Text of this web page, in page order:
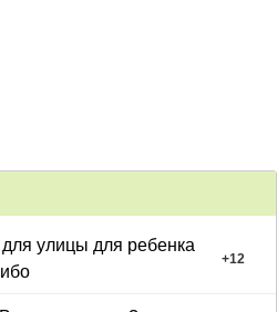
улицы для ребенка
+12